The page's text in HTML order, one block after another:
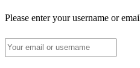
Please enter your username or